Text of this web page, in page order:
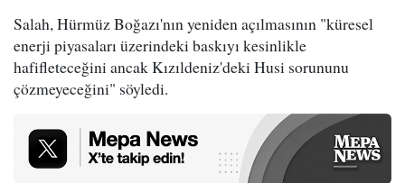
Salah, Hürmüz Boğazı'nın yeniden açılmasının "küresel
enerji piyasaları üzerindeki baskıyı kesinlikle
hafifleteceğini ancak Kızıldeniz'deki Husi sorununu
çözmeyeceğini" söyledi.